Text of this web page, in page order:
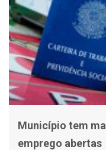
Município tem
emprego abertas